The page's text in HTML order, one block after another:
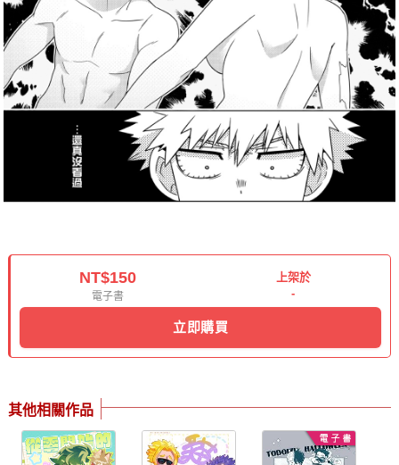
NT$150
電子書
上架於
-
立即購買
其他相關作品